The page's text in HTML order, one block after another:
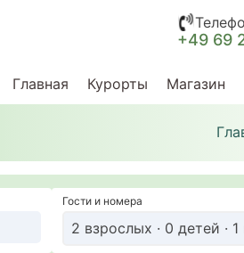
+49 69
Главная Курорты Магазин
Гости и номера
2 взрослых · 0 детей ·